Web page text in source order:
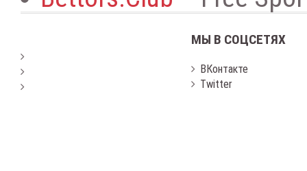
МЫ В СОЦСЕТЯХ
ВКонтакте
Twitter